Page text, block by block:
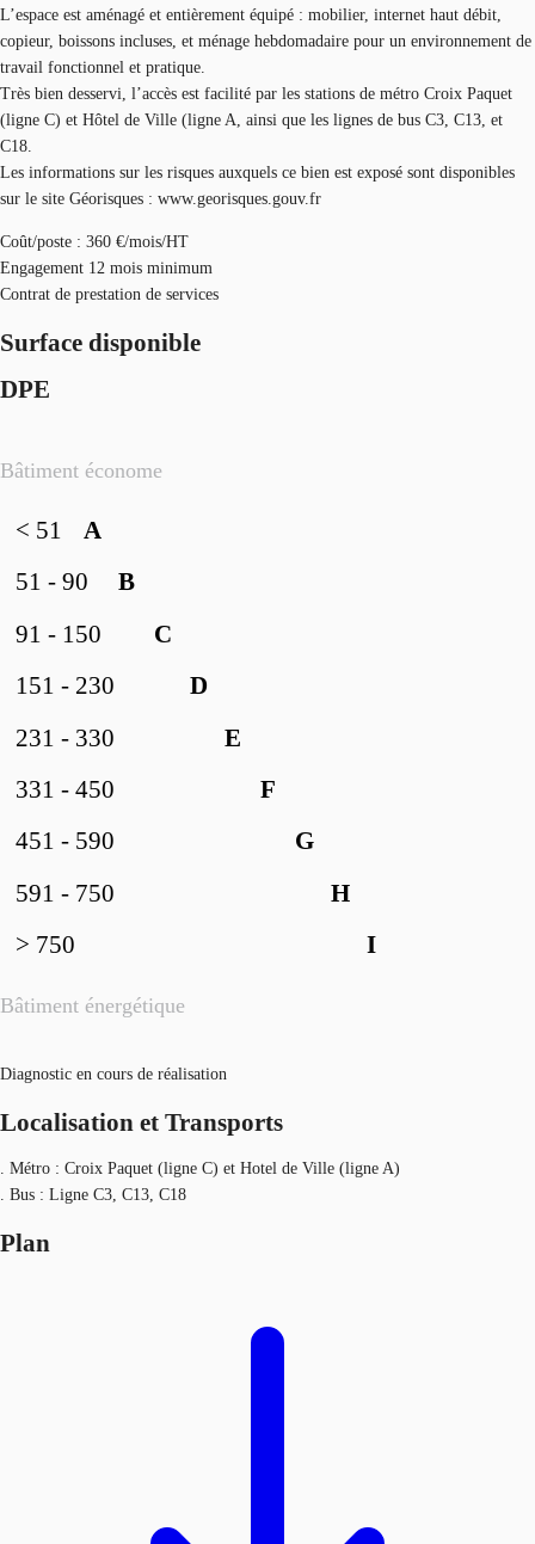
L’espace est aménagé et entièrement équipé : mobilier, internet haut débit,
copieur, boissons incluses, et ménage hebdomadaire pour un environnement de
travail fonctionnel et pratique.
Très bien desservi, l’accès est facilité par les stations de métro Croix Paquet
(ligne C) et Hôtel de Ville (ligne A, ainsi que les lignes de bus C3, C13, et
C18.
Les informations sur les risques auxquels ce bien est exposé sont disponibles
sur le site Géorisques : www.georisques.gouv.fr
Coût/poste : 360 €/mois/HT
Engagement 12 mois minimum
Contrat de prestation de services
Surface disponible
DPE
Bâtiment économe
Bâtiment énergétique
A
< 51
B
51 - 90
C
91 - 150
D
151 - 230
E
231 - 330
F
331 - 450
G
451 - 590
H
591 - 750
I
> 750
Diagnostic en cours de réalisation
Localisation et Transports
. Métro : Croix Paquet (ligne C) et Hotel de Ville (ligne A)
. Bus : Ligne C3, C13, C18
Plan